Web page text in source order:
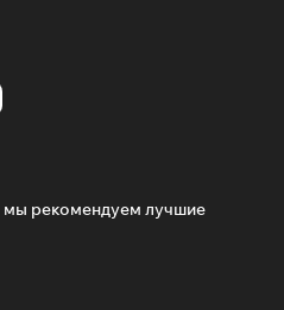
мы рекомендуем лучшие